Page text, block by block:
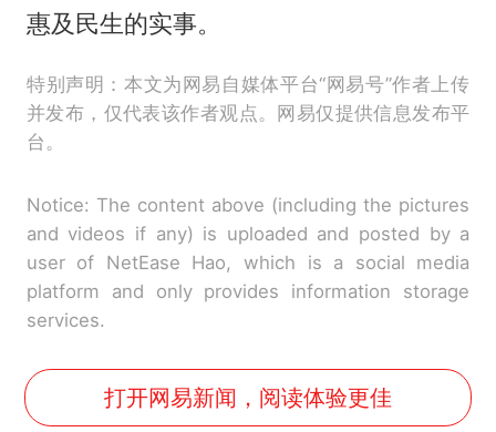
惠及民生的实事。
特别声明：本文为网易自媒体平台“网易号”作者上传
并发布，仅代表该作者观点。网易仅提供信息发布平
台。
Notice: The content above (including the pictures
and videos if any) is uploaded and posted by a
user of NetEase Hao, which is a social media
platform and only provides information storage
services.
打开网易新闻，阅读体验更佳